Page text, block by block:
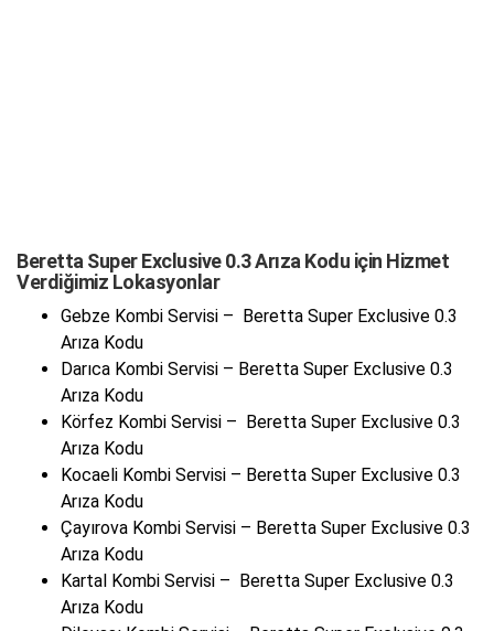
Beretta Super Exclusive 0.3 Arıza Kodu için Hizmet
Verdiğimiz Lokasyonlar
Gebze Kombi Servisi – Beretta Super Exclusive 0.3
Arıza Kodu
Darıca Kombi Servisi – Beretta Super Exclusive 0.3
Arıza Kodu
Körfez Kombi Servisi – Beretta Super Exclusive 0.3
Arıza Kodu
Kocaeli Kombi Servisi – Beretta Super Exclusive 0.3
Arıza Kodu
Çayırova Kombi Servisi – Beretta Super Exclusive 0.3
Arıza Kodu
Kartal Kombi Servisi – Beretta Super Exclusive 0.3
Arıza Kodu